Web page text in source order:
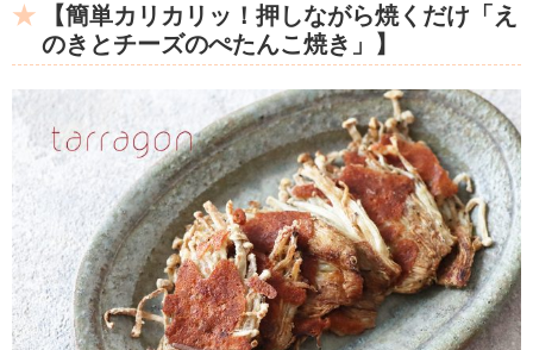
【簡単カリカリッ！押しながら焼くだけ「え
のきとチーズのぺたんこ焼き」】